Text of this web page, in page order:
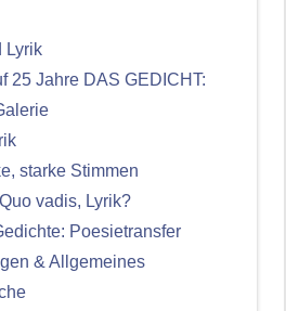
Lyrik
25 Jahre DAS GEDICHT:
starke Stimmen
vadis, Lyrik?
Poesietransfer
& Allgemeines